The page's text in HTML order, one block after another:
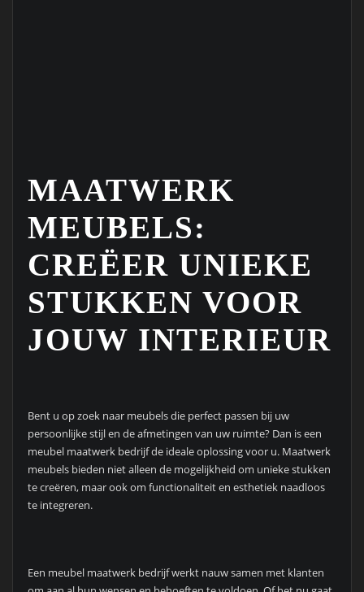
MAATWERK
MEUBELS:
CREËER UNIEKE
STUKKEN VOOR
JOUW INTERIEUR
Bent u op zoek naar meubels die perfect passen bij uw
persoonlijke stijl en de afmetingen van uw ruimte? Dan is een
meubel maatwerk bedrijf de ideale oplossing voor u. Maatwerk
meubels bieden niet alleen de mogelijkheid om unieke stukken
te creëren, maar ook om functionaliteit en esthetiek naadloos
te integreren.
Een meubel maatwerk bedrijf werkt nauw samen met klanten